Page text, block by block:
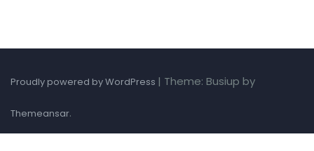
Proudly powered by WordPress | Theme: Busiup by
Themeansar.